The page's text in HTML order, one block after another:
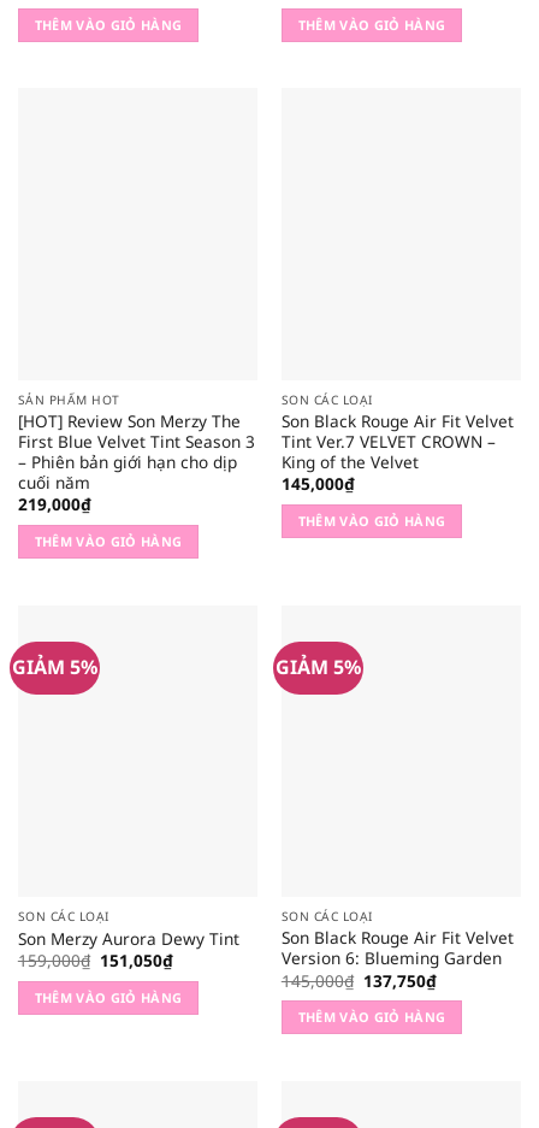
THÊM VÀO GIỎ HÀNG THÊM VÀO GIỎ HÀNG
SẢN PHẨM HOT
[HOT] Review Son Merzy The
First Blue Velvet Tint Season 3
– Phiên bản giới hạn cho dịp
cuối năm
219,000₫
THÊM VÀO GIỎ HÀNG
SON CÁC LOẠI
Son Black Rouge Air Fit Velvet
Tint Ver.7 VELVET CROWN –
King of the Velvet
145,000₫
THÊM VÀO GIỎ HÀNG
GIẢM 5%
SON CÁC LOẠI
Son Merzy Aurora Dewy Tint
159,000₫ Giá
gốc
là:
159,000₫.
151,050₫Giá
hiện
tại
là:
151,050₫.
THÊM VÀO GIỎ HÀNG
GIẢM 5%
SON CÁC LOẠI
Son Black Rouge Air Fit Velvet
Version 6: Blueming Garden
145,000₫ Giá
gốc
là:
145,000₫.
137,750₫Giá
hiện
tại
là:
137,750₫.
THÊM VÀO GIỎ HÀNG